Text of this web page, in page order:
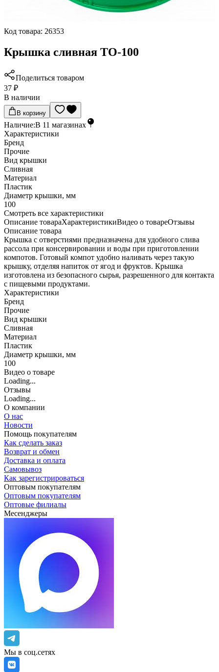
Код товара: 26353
Крышка сливная ТО-100
Поделиться товаром
37 ₽
В наличии
В корзину
Наличие:В 11 магазинах
Характеристики
Бренд
Прочие
Вид крышки
Сливная
Материал
Пластик
Диаметр крышки, мм
100
Cмотреть все характеристики
Описание товараХарактеристикиВидео о товареОтзывы
Описание товара
Крышка с отверстиями предназначена для удобного слива
рассола при консервировании и воды при приготовлении
компотов. Готовый компот удобно наливать через такую
крышку, отделяя напиток от ягод и фруктов. Крышка
изготовлена из безопасного сырья, разрешенного для контакта
с пищевыми продуктами.
Характеристики
Бренд
Прочие
Вид крышки
Сливная
Материал
Пластик
Диаметр крышки, мм
100
Видео о товаре
Loading...
Отзывы
Loading...
О компании
О нас
Новости
Помощь покупателям
Как сделать заказ
Возврат и обмен
Доставка и оплата
Самовывоз
Как зарегистрироваться
Оптовым покупателям
Оптовым покупателям
Оптовые филиалы
Месенджеры
Мы в соц.сетях